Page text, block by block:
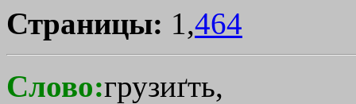
Страницы: 1,464
Слово:грузиґть,